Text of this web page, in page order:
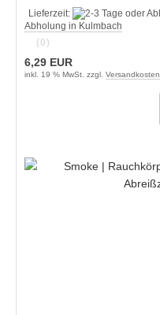
Lieferzeit:
Abholung in Kulmbach
(0)
6,29 EUR
inkl. 19 % MwSt. zzgl. Versandkosten